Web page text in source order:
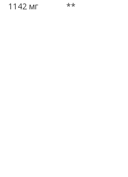
1142 мг **